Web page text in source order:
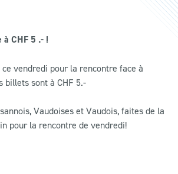
CHF 5 .- !
vendredi pour la rencontre face à
billets sont à CHF 5.-
Vaudoises et Vaudois, faites de la
pour la rencontre de vendredi!